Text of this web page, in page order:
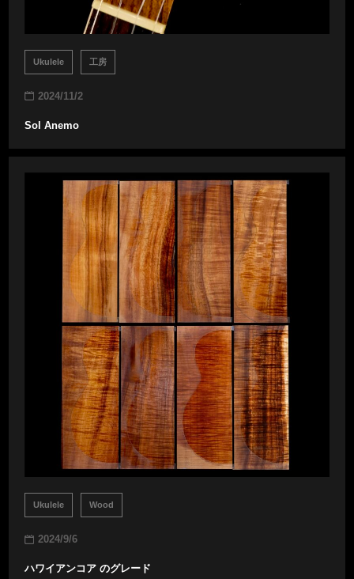
Ukulele 工房
2024/11/2
Sol Anemo
Ukulele Wood
2024/9/6
ハワイアンコア のグレード